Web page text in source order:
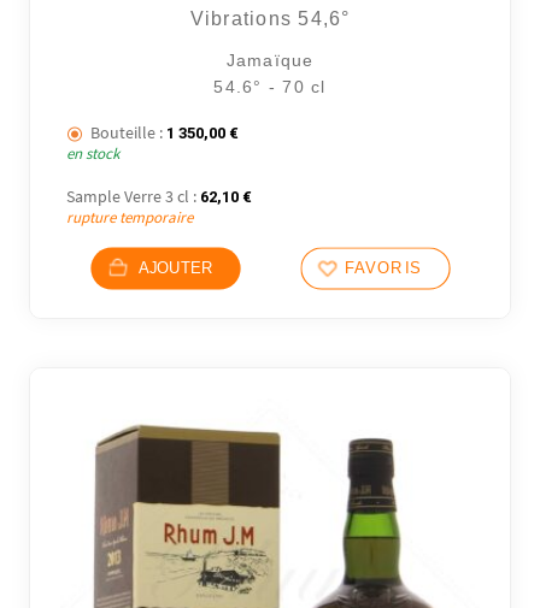
Vibrations 54,6°
Jamaïque
54.6° - 70 cl
Bouteille : 1 350,00 €
en stock
Sample Verre 3 cl : 62,10 €
rupture temporaire
AJOUTER FAVORIS